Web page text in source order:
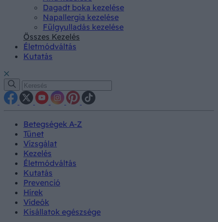
Dagadt boka kezelése
Napallergia kezelése
Fülgyulladás kezelése
Összes Kezelés
Életmódváltás
Kutatás
Betegségek A-Z
Tünet
Vizsgálat
Kezelés
Életmódváltás
Kutatás
Prevenció
Hírek
Videók
Kisállatok egészsége